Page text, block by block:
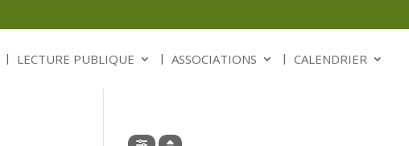
LECTURE PUBLIQUE ASSOCIATIONS CALENDRIER